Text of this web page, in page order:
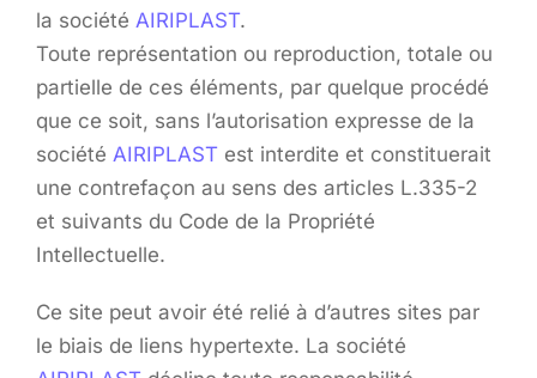
la société AIRIPLAST.
Toute représentation ou reproduction, totale ou
partielle de ces éléments, par quelque procédé
que ce soit, sans l’autorisation expresse de la
société AIRIPLAST est interdite et constituerait
une contrefaçon au sens des articles L.335-2
et suivants du Code de la Propriété
Intellectuelle.
Ce site peut avoir été relié à d’autres sites par
le biais de liens hypertexte. La société